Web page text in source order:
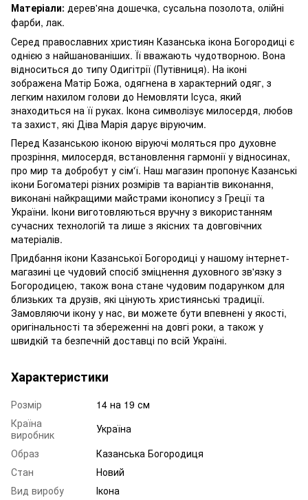
Матеріали: дерев'яна дошечка, сусальна позолота, олійні
фарби, лак.
Серед православних християн Казанська ікона Богородиці є
однією з найшанованіших. Її вважають чудотворною. Вона
відноситься до типу Одигітрії (Путівниця). На іконі
зображена Матір Божа, одягнена в характерний одяг, з
легким нахилом голови до Немовляти Ісуса, який
знаходиться на її руках. Ікона символізує милосердя, любов
та захист, які Діва Марія дарує віруючим.
Перед Казанською іконою віруючі моляться про духовне
прозріння, милосердя, встановлення гармонії у відносинах,
про мир та добробут у сім'ї. Наш магазин пропонує Казанські
ікони Богоматері різних розмірів та варіантів виконання,
виконані найкращими майстрами іконопису з Греції та
України. Ікони виготовляються вручну з використанням
сучасних технологій та лише з якісних та довговічних
матеріалів.
Придбання ікони Казанської Богородиці у нашому інтернет-
магазині це чудовий спосіб зміцнення духовного зв'язку з
Богородицею, також вона стане чудовим подарунком для
близьких та друзів, які цінують християнські традиції.
Замовляючи ікону у нас, ви можете бути впевнені у якості,
оригінальності та збереженні на довгі роки, а також у
швидкій та безпечній доставці по всій Україні.
Характеристики
Розмір
14 на 19 см
Країна
виробник
Україна
Образ
Казанська Богородиця
Стан
Новий
Вид виробу
Ікона